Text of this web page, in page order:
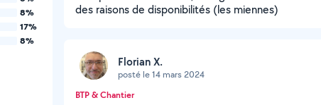
8%
17%
8%
des raisons de disponibilités (les miennes)
Florian X.
posté le 14 mars 2024
BTP & Chantier